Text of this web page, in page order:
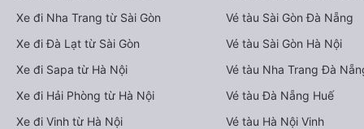
Xe đi Nha Trang từ Sài Gòn
Xe đi Đà Lạt từ Sài Gòn
Xe đi Sapa từ Hà Nội
Xe đi Hải Phòng từ Hà Nội
Xe đi Vinh từ Hà Nội
Vé tàu Sài Gòn Đà Nẵng
Vé tàu Sài Gòn Hà Nội
Vé tàu Nha Trang Đà
Vé tàu Đà Nẵng Huế
Vé tàu Hà Nội Vinh